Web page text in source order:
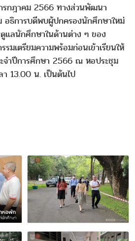
กฎาคม 2566 ทางส่วนพัฒนา
อธิการบดีพบผู้ปกครองนักศึกษาใหม่
แลนักศึกษาในด้านต่าง ๆ ของ
มเตรียมความพร้อมก่อนเข้าเรียนให้
ำปีการศึกษา 2566 ณ หอประชุม
า 13.00 น. เป็นต้นไป